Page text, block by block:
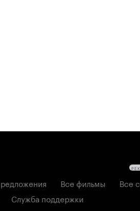
Все фильмы
Все
Служба поддержки